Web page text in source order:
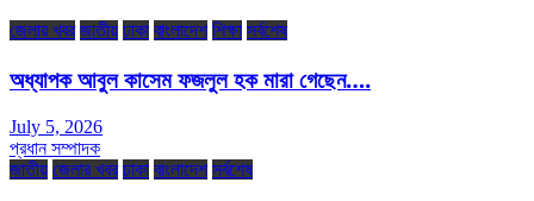
জেলার খবর জাতীয় ঢাকা বাংলাদেশ শিক্ষা সর্বশেষ
অধ্যাপক আবুল কাসেম ফজলুল হক মারা গেছেন….
July 5, 2026
প্রধান সম্পাদক
জাতীয় জেলার খবর ঢাকা বাংলাদেশ সর্বশেষ